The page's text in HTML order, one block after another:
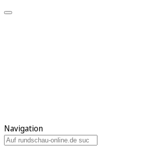
Navigation